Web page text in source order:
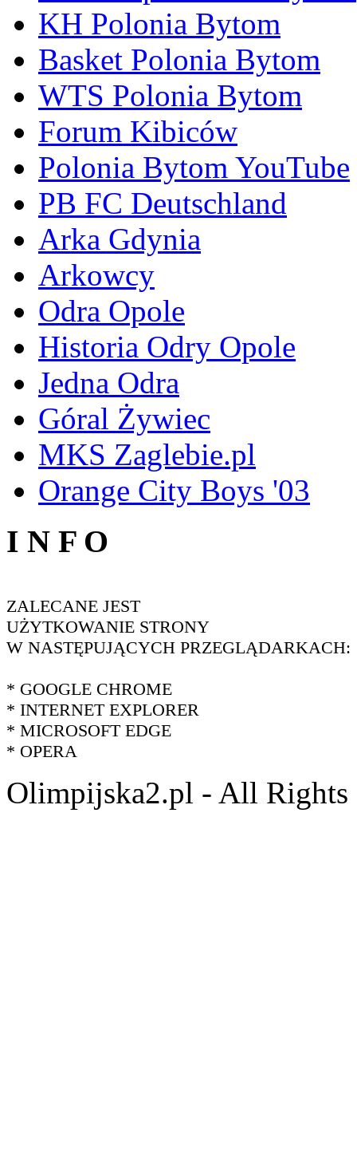
KH Polonia Bytom
Basket Polonia Bytom
WTS Polonia Bytom
Forum Kibiców
Polonia Bytom YouTube
PB FC Deutschland
Arka Gdynia
Arkowcy
Odra Opole
Historia Odry Opole
Jedna Odra
Góral Żywiec
MKS Zaglebie.pl
Orange City Boys '03
I N F O
ZALECANE JEST
UŻYTKOWANIE STRONY
W NASTĘPUJĄCYCH PRZEGLĄDARKACH:
* GOOGLE CHROME
* INTERNET EXPLORER
* MICROSOFT EDGE
* OPERA
Olimpijska2.pl - All Rights